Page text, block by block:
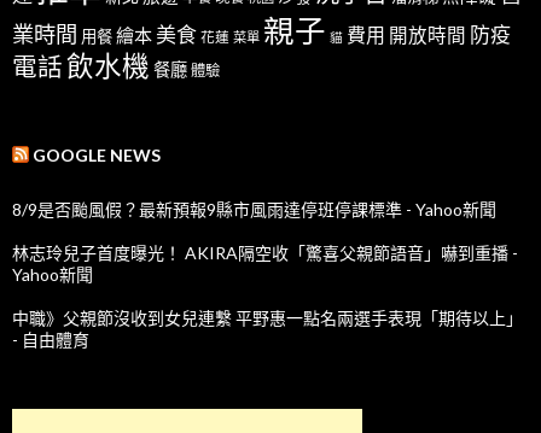
業時間 用餐繪本 美食 花蓮 菜單 親子 貓 費用 開放時間 防疫
電話飲水機 餐廳 體驗
GOOGLE NEWS
8/9是否颱風假？最新預報9縣市風雨達停班停課標準 - Yahoo新聞
林志玲兒子首度曝光！ AKIRA隔空收「驚喜父親節語音」嚇到重播 -
Yahoo新聞
中職》父親節沒收到女兒連繫 平野惠一點名兩選手表現「期待以上」
- 自由體育